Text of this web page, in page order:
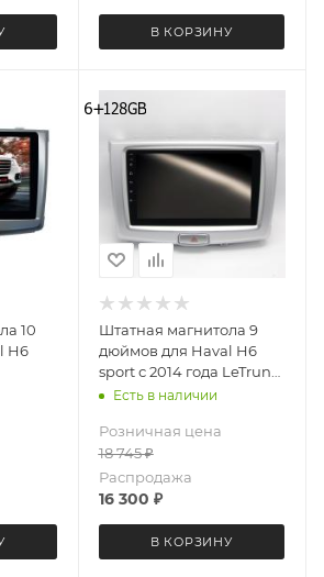
В КОРЗИНУ
10
H6
6199
Штатная магнитола 9
дюймов для Haval H6
sport с 2014 года LeTrun
5688-6494 Android 12
Есть в наличии
Розничная цена
18 745₽
Распродажа
16 300 ₽
В КОРЗИНУ